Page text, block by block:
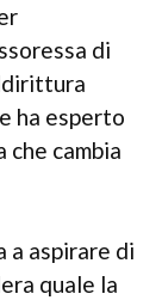
di
ha esperto
che cambia
a aspirare di
quale la